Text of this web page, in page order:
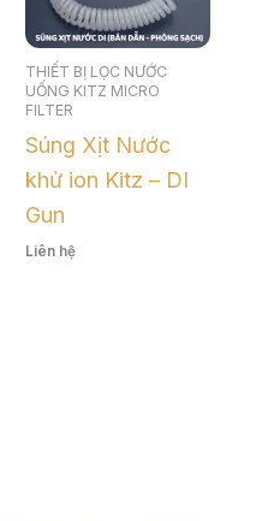
THIẾT BỊ LỌC NƯỚC
UỐNG KITZ MICRO
FILTER
Súng Xịt Nước
khử ion Kitz – DI
Gun
Liên hệ